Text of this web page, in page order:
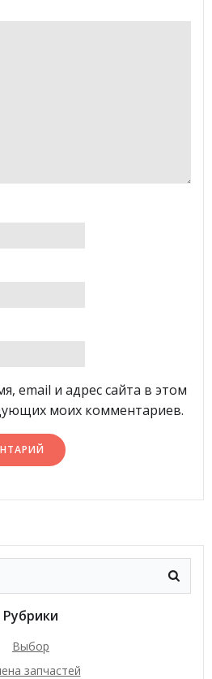
email и адрес сайта в этом
моих комментариев.
Рубрики
Выбор
запчастей